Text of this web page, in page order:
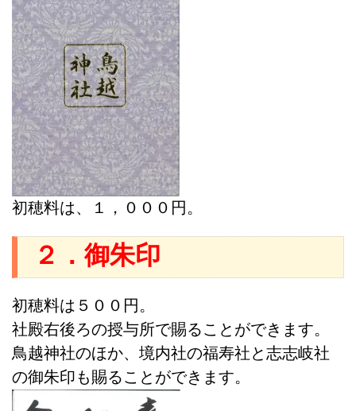
初穂料は、１，０００円。
２．御朱印
初穂料は５００円。
社殿右後ろの授与所で賜ることができます。
鳥越神社のほか、境内社の福寿社と志志岐社
の御朱印も賜ることができます。